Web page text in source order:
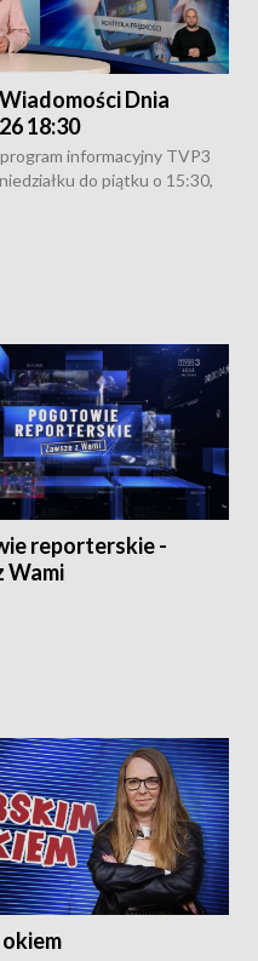
Dnia
18:30
informacyjny TVP3
do piątku o 15:30,
reporterskie -
Wami